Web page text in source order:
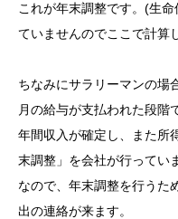
これが年末調整です。(生
ていませんのでここで計算
ちなみにサラリーマンの場
月の給与が支払われた段階
年間収入が確定し、また所
末調整」を会社が行ってい
なので、年末調整を行うた
出の連絡が来ます。